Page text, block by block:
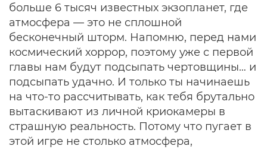
больше 6 тысяч известных экзопланет, где
атмосфера — это не сплошной
бесконечный шторм. Напомню, перед нами
космический хоррор, поэтому уже с первой
главы нам будут подсыпать чертовщины… и
подсыпать удачно. И только ты начинаешь
на что-то рассчитывать, как тебя брутально
вытаскивают из личной криокамеры в
страшную реальность. Потому что пугает в
этой игре не столько атмосфера,